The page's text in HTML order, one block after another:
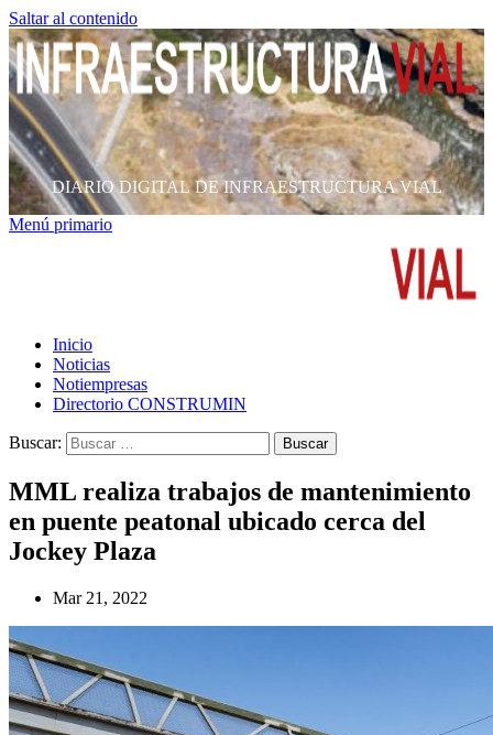
Saltar al contenido
DIARIO DIGITAL DE INFRAESTRUCTURA VIAL
Menú primario
Inicio
Noticias
Notiempresas
Directorio CONSTRUMIN
Buscar:
MML realiza trabajos de mantenimiento
en puente peatonal ubicado cerca del
Jockey Plaza
Mar 21, 2022